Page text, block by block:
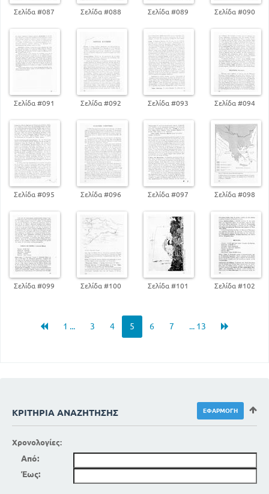
Σελίδα #087 Σελίδα #088 Σελίδα #089 Σελίδα #090
Σελίδα #091 Σελίδα #092 Σελίδα #093 Σελίδα #094
Σελίδα #095 Σελίδα #096 Σελίδα #097 Σελίδα #098
Σελίδα #099 Σελίδα #100 Σελίδα #101 Σελίδα #102
1 ... 3 4 5 6 7 ... 13
ΚΡΙΤΉΡΙΑ ΑΝΑΖΉΤΗΣΗΣ
Χρονολογίες:
Από:
Έως: